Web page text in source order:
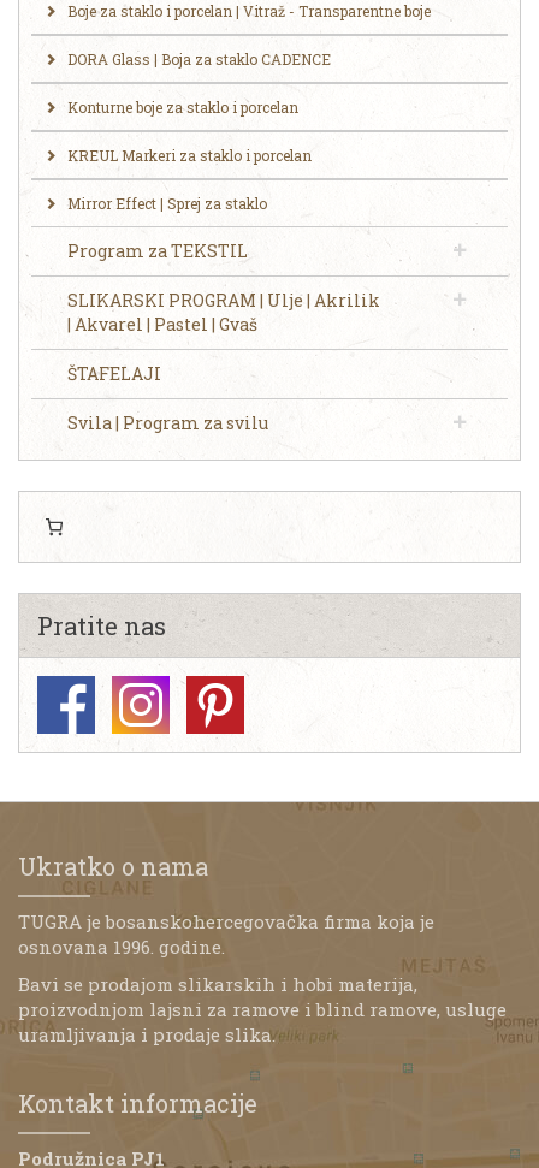
Boje za staklo i porcelan | Vitraž - Transparentne boje
DORA Glass | Boja za staklo CADENCE
Konturne boje za staklo i porcelan
KREUL Markeri za staklo i porcelan
Mirror Effect | Sprej za staklo
Program za TEKSTIL
SLIKARSKI PROGRAM | Ulje | Akrilik
| Akvarel | Pastel | Gvaš
ŠTAFELAJI
Svila | Program za svilu
Pratite nas
Ukratko o nama
TUGRA je bosanskohercegovačka firma koja je
osnovana 1996. godine.
Bavi se prodajom slikarskih i hobi materija,
proizvodnjom lajsni za ramove i blind ramove, usluge
uramljivanja i prodaje slika.
Kontakt informacije
Podružnica PJ1